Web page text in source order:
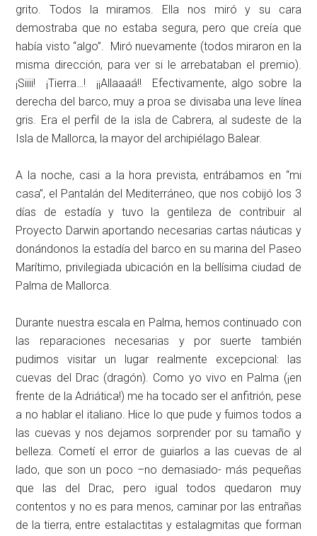
grito. Todos la miramos. Ella nos miró y su cara
demostraba que no estaba segura, pero que creía que
había visto “algo”. Miró nuevamente (todos miraron en la
misma dirección, para ver si le arrebataban el premio).
¡Siiii! ¡Tierra…! ¡¡Allaaaá!! Efectivamente, algo sobre la
derecha del barco, muy a proa se divisaba una leve línea
gris. Era el perfil de la isla de Cabrera, al sudeste de la
Isla de Mallorca, la mayor del archipiélago Balear.
A la noche, casi a la hora prevista, entrábamos en “mi
casa”, el Pantalán del Mediterráneo, que nos cobijó los 3
días de estadía y tuvo la gentileza de contribuir al
Proyecto Darwin aportando necesarias cartas náuticas y
donándonos la estadía del barco en su marina del Paseo
Marítimo, privilegiada ubicación en la bellísima ciudad de
Palma de Mallorca.
Durante nuestra escala en Palma, hemos continuado con
las reparaciones necesarias y por suerte también
pudimos visitar un lugar realmente excepcional: las
cuevas del Drac (dragón). Como yo vivo en Palma (¡en
frente de la Adriática!) me ha tocado ser el anfitrión, pese
a no hablar el italiano. Hice lo que pude y fuimos todos a
las cuevas y nos dejamos sorprender por su tamaño y
belleza. Cometí el error de guiarlos a las cuevas de al
lado, que son un poco –no demasiado- más pequeñas
que las del Drac, pero igual todos quedaron muy
contentos y no es para menos, caminar por las entrañas
de la tierra, entre estalactitas y estalagmitas que forman